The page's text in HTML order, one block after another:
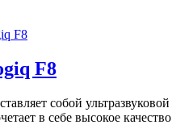
F8
собой ультразвуковой
в себе высокое качество